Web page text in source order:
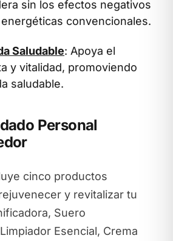
sin los efectos negativos
convencionales.
Saludable: Apoya el
y vitalidad, promoviendo
saludable.
Personal
cinco productos
y revitalizar tu
Suero
Esencial, Crema